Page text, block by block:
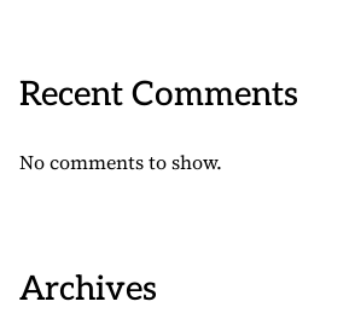
Recent Comments
No comments to show.
Archives